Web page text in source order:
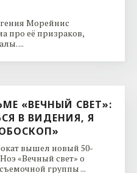
Морейнис
про её призраков,
...
«ВЕЧНЫЙ СВЕТ»:
В ВИДЕНИЯ, Я
вышел новый 50-
«Вечный свет» о
группы ...